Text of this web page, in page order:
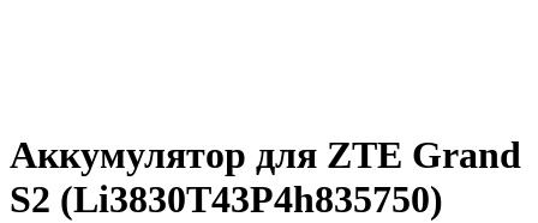
Аккумулятор для ZTE Grand
S2 (Li3830T43P4h835750)